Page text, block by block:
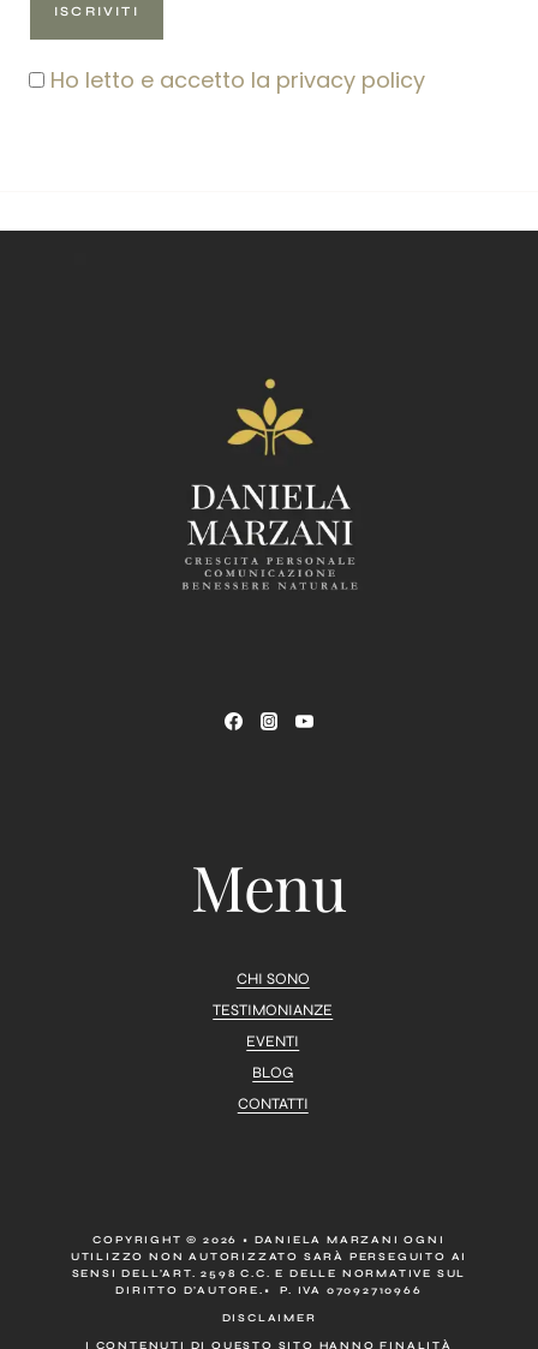
Ho letto e accetto la privacy policy
Menu
CHI SONO
TESTIMONIANZE
EVENTI
BLOG
CONTATTI
COPYRIGHT © 2026 • DANIELA MARZANI OGNI
UTILIZZO NON AUTORIZZATO SARÀ PERSEGUITO AI
SENSI DELL’ART. 2598 C.C. E DELLE NORMATIVE SUL
DIRITTO D’AUTORE.• P. IVA 07092710966
DISCLAIMER
I CONTENUTI DI QUESTO SITO HANNO FINALITÀ